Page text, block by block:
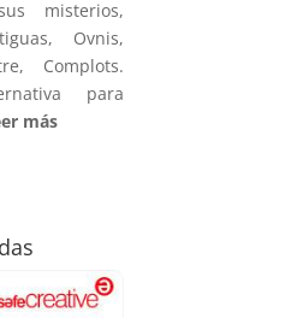
misterios,
Ovnis,
Complots.
para
más